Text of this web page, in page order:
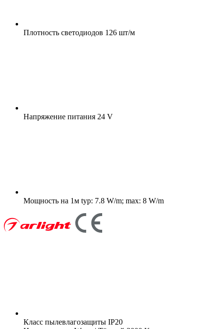
Плотность светодиодов 126 шт/м
Напряжение питания 24 V
Мощность на 1м typ: 7.8 W/m; max: 8 W/m
Класс пылевлагозащиты IP20